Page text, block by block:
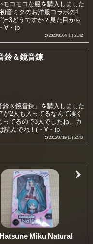
モコモコな服を購入しました
音ミクのお洋服コラボの1
どうですか？見た目から
∀・)b
2020/01/04(土) 21:42
鈴＆鏡音錬
＆鏡音錬」を購入しました
2人も入ってるなんて凄く
てるので3人でしたね。カ
読んでね！(・∀・)b
2015/07/19(日) 22:40
Hatsune Miku Natural